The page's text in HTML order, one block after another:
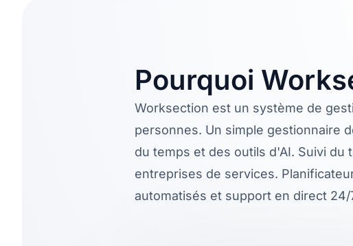
Pourquoi
Worksection est un système de
personnes. Un simple gestionnaire
du temps et des outils d'AI. Suivi
entreprises de services.
automatisés et support en direct 24/